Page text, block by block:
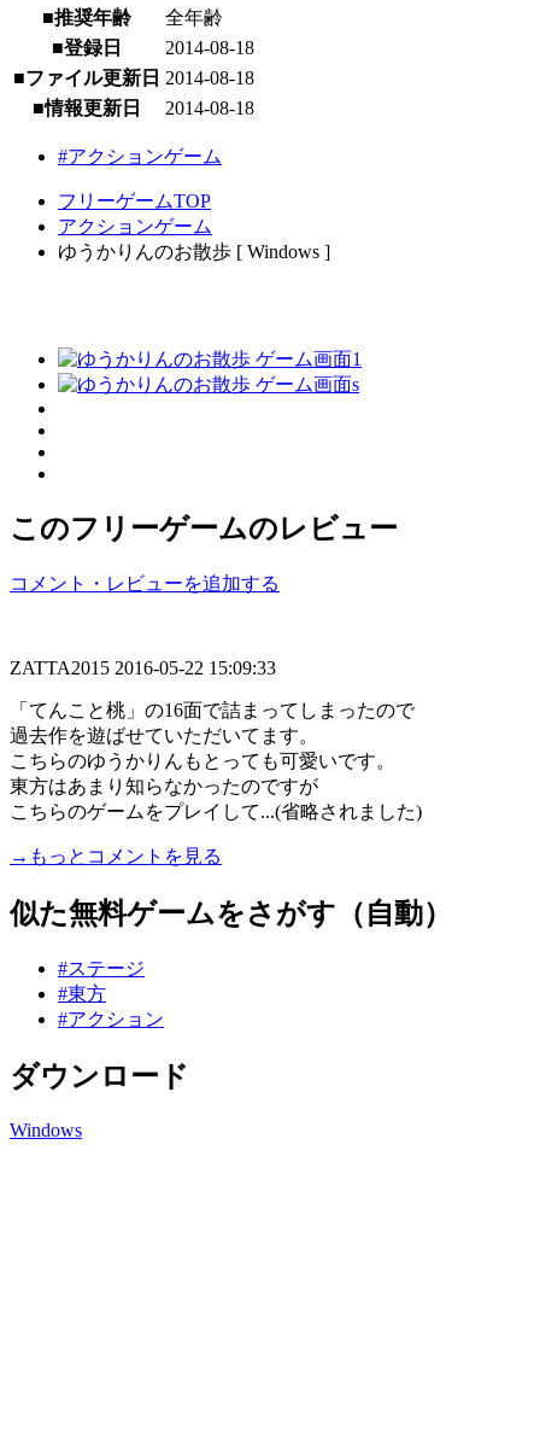
■推奨年齢
全年齢
■登録日
2014-08-18
■ファイル更新日 2014-08-18
■情報更新日
2014-08-18
#アクションゲーム
フリーゲームTOP
アクションゲーム
ゆうかりんのお散歩 [ Windows ]
このフリーゲームのレビュー
コメント・レビューを追加する
ZATTA2015 2016-05-22 15:09:33
「てんこと桃」の16面で詰まってしまったので
過去作を遊ばせていただいてます。
こちらのゆうかりんもとっても可愛いです。
東方はあまり知らなかったのですが
こちらのゲームをプレイして...(省略されました)
→もっとコメントを見る
似た無料ゲームをさがす（自動）
#ステージ
#東方
#アクション
ダウンロード
Windows